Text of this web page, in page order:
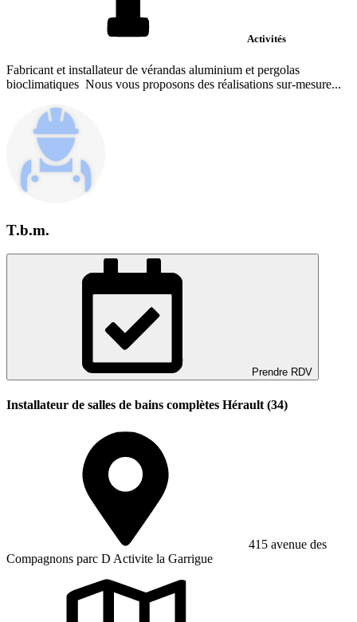
Activités
Fabricant et installateur de vérandas aluminium et pergolas
bioclimatiques Nous vous proposons des réalisations sur-mesure...
T.b.m.
Prendre RDV
Installateur de salles de bains complètes Hérault (34)
415 avenue des
Compagnons parc D Activite la Garrigue